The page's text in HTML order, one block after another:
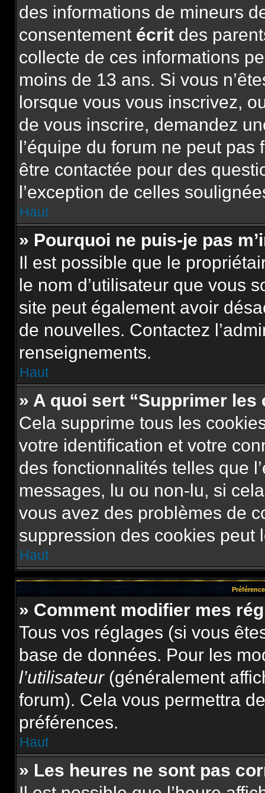
des informations de mineurs
consentement écrit des
collecte de ces informations
moins de 13 ans. Si vous
lorsque vous vous inscrivez,
de vous inscrire, demandez
l’équipe du forum ne peut
être contactée pour des
l’exception de celles
Haut
» Pourquoi ne puis-je pas
Il est possible que le
le nom d’utilisateur que vous
site peut également avoir
de nouvelles. Contactez
renseignements.
Haut
» A quoi sert “Supprimer
Cela supprime tous les
votre identification et votre
des fonctionnalités telles que
messages, lu ou non-lu, si
vous avez des problèmes de
suppression des cookies peut
Haut
» Comment modifier mes
Tous vos réglages (si vous
base de données. Pour les
l’utilisateur(généralement
forum). Cela vous permettra
préférences.
Haut
» Les heures ne sont pas